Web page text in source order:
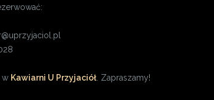
w Kawiarni U Przyjaciół. Zapraszamy!